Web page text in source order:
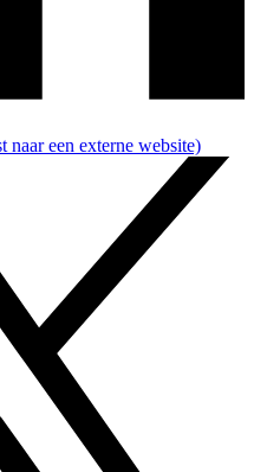
naar een externe website)